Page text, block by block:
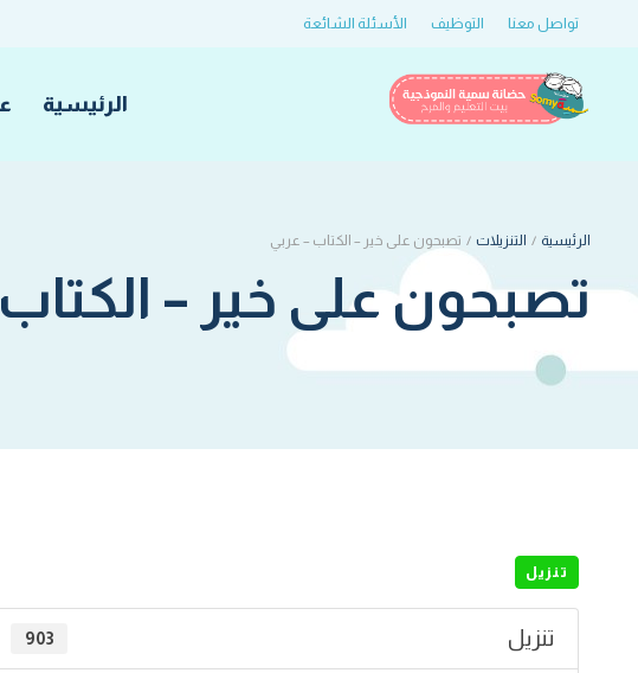
الأسئلة الشائعة التوظيف تواصل معنا
الرئيسية
الرئيسية / التنزيلات / تصبحون على خير – الكتاب – عربي
تصبحون على خير –
تنزيل
تنزيل 903